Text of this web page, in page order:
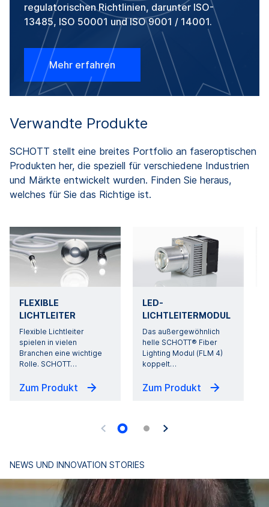
regulatorischen Richtlinien, darunter ISO-
13485, ISO 50001 und ISO 9001 / 14001.
Mehr erfahren
Verwandte Produkte
SCHOTT stellt eine breites Portfolio an faseroptischen
Produkten her, die speziell für verschiedene Industrien
und Märkte entwickelt wurden. Finden Sie heraus,
welches für Sie das Richtige ist.
FLEXIBLE
LICHTLEITER
Flexible Lichtleiter
spielen in vielen
Branchen eine wichtige
Rolle. SCHOTT…
Zum Produkt
LED-
LICHTLEITERMODUL
Das außergewöhnlich
helle SCHOTT® Fiber
Lighting Modul (FLM 4)
koppelt…
Zum Produkt
NEWS UND INNOVATION STORIES